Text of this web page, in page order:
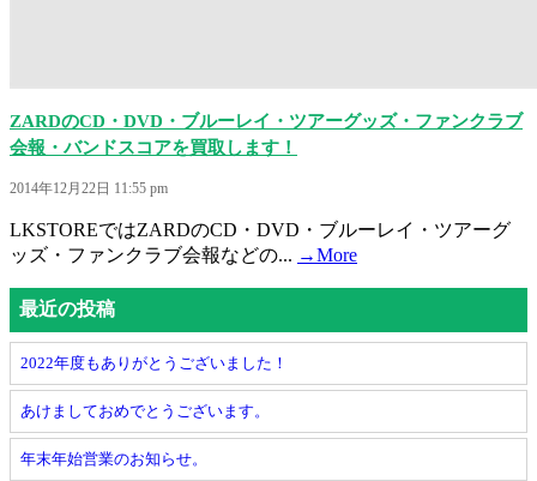
ZARDのCD・DVD・ブルーレイ・ツアーグッズ・ファンクラブ
会報・バンドスコアを買取します！
2014年12月22日 11:55 pm
LKSTOREではZARDのCD・DVD・ブルーレイ・ツアーグ
ッズ・ファンクラブ会報などの... →More
最近の投稿
2022年度もありがとうございました！
あけましておめでとうございます。
年末年始営業のお知らせ。